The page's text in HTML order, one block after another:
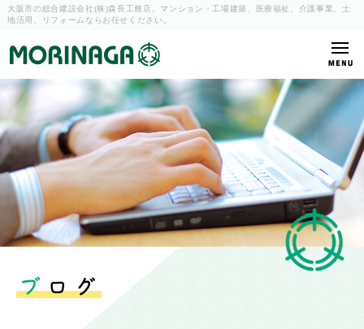
大阪市の総合建設会社(株)森長工務店。マンション・工場建築、
医療福祉、介護事業、土
地活用、リフォームならお任せください。